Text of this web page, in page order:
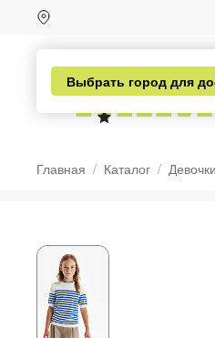
Выбрать город для
Главная Каталог Девочки